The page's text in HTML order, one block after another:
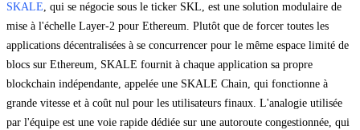
SKALE, qui se négocie sous le ticker SKL, est une solution modulaire de
mise à l'échelle Layer-2 pour Ethereum. Plutôt que de forcer toutes les
applications décentralisées à se concurrencer pour le même espace limité de
blocs sur Ethereum, SKALE fournit à chaque application sa propre
blockchain indépendante, appelée une SKALE Chain, qui fonctionne à
grande vitesse et à coût nul pour les utilisateurs finaux. L'analogie utilisée
par l'équipe est une voie rapide dédiée sur une autoroute congestionnée, qui